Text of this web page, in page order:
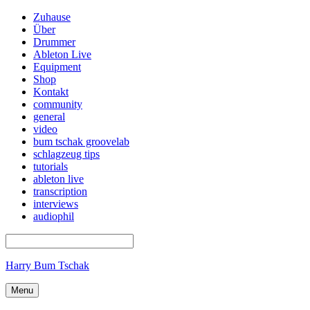
Zuhause
Über
Drummer
Ableton Live
Equipment
Shop
Kontakt
community
general
video
bum tschak groovelab
schlagzeug tips
tutorials
ableton live
transcription
interviews
audiophil
Harry Bum Tschak
Menu